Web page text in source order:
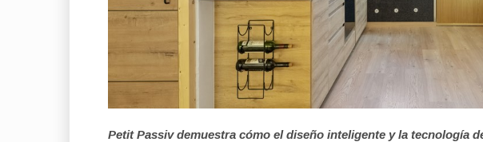
Petit Passiv demuestra cómo el diseño inteligente y la tecnología